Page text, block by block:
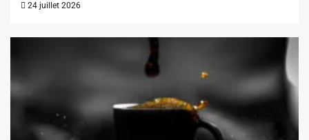
24 juillet 2026